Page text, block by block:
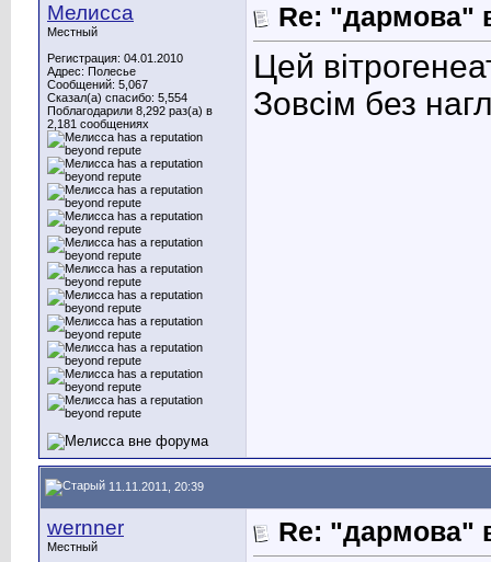
Мелисса
Местный
Регистрация: 04.01.2010
Адрес: Полесье
Сообщений: 5,067
Сказал(а) спасибо: 5,554
Поблагодарили 8,292 раз(а) в
2,181 сообщениях
Re: "дармова"
Цей
Зовсім без
11.11.2011, 20:39
wernner
Местный
Re: "дармова"